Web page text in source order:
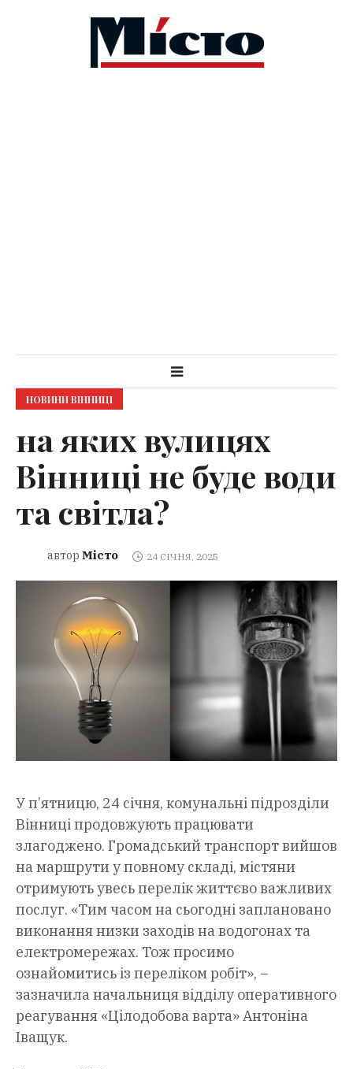
НОВИНИ ВІННИЦІ
на яких вулицях
Вінниці не буде води
та світла?
автор Місто 24 СІЧНЯ, 2025
У п’ятницю, 24 січня, комунальні підрозділи
Вінниці продовжують працювати
злагоджено. Громадський транспорт вийшов
на маршрути у повному складі, містяни
отримують увесь перелік життєво важливих
послуг. «Тим часом на сьогодні заплановано
виконання низки заходів на водогонах та
електромережах. Тож просимо
ознайомитись із переліком робіт», –
зазначила начальниця відділу оперативного
реагування «Цілодобова варта» Антоніна
Іващук.